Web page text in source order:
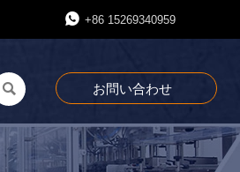
 +86 15269340959
 お問い合わせ